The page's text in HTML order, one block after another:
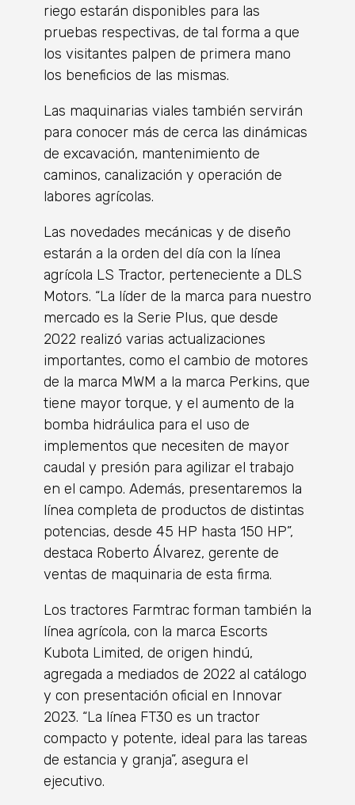
riego estarán disponibles para las
pruebas respectivas, de tal forma a que
los visitantes palpen de primera mano
los beneficios de las mismas.
Las maquinarias viales también servirán
para conocer más de cerca las dinámicas
de excavación, mantenimiento de
caminos, canalización y operación de
labores agrícolas.
Las novedades mecánicas y de diseño
estarán a la orden del día con la línea
agrícola LS Tractor, perteneciente a DLS
Motors. “La líder de la marca para nuestro
mercado es la Serie Plus, que desde
2022 realizó varias actualizaciones
importantes, como el cambio de motores
de la marca MWM a la marca Perkins, que
tiene mayor torque, y el aumento de la
bomba hidráulica para el uso de
implementos que necesiten de mayor
caudal y presión para agilizar el trabajo
en el campo. Además, presentaremos la
línea completa de productos de distintas
potencias, desde 45 HP hasta 150 HP”,
destaca Roberto Álvarez, gerente de
ventas de maquinaria de esta firma.
Los tractores Farmtrac forman también la
línea agrícola, con la marca Escorts
Kubota Limited, de origen hindú,
agregada a mediados de 2022 al catálogo
y con presentación oficial en Innovar
2023. “La línea FT30 es un tractor
compacto y potente, ideal para las tareas
de estancia y granja”, asegura el
ejecutivo.